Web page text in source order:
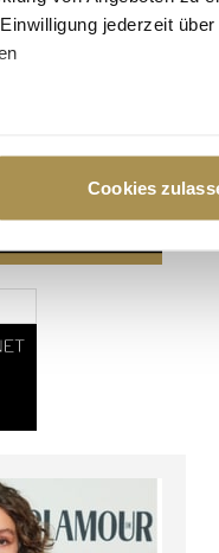
jederzeit
Sie Ihre Präferenzen
Medien anbieten
Partner führen diese
die sie im Rahmen
Cookies